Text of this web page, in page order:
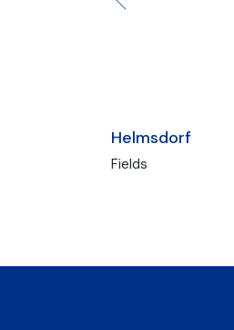
Helmsdorf
Fields